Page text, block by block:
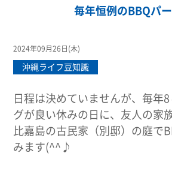
毎年恒例のBBQパ
2024年09月26日(木)
沖縄ライフ豆知識
日程は決めていませんが、毎年
グが良い休みの日に、友人の家
比嘉島の古民家（別邸）の庭で
みます(^^♪